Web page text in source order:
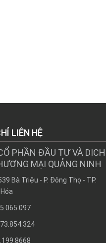
LIÊN HỆ
PHẦN ĐẦU TƯ VÀ DỊCH
MẠI QUẢNG NINH
Bà Triệu - P. Đông Thọ - TP.